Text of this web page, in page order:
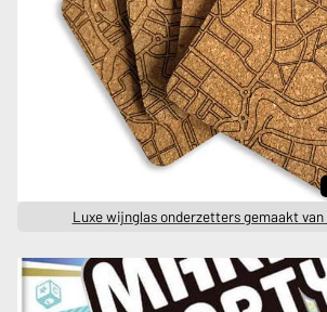
Luxe wijnglas onderzetters gemaakt